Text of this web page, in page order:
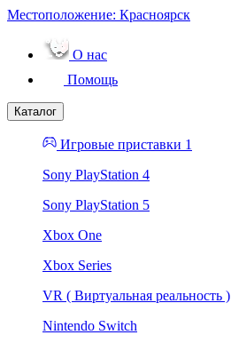
Местоположение: Красноярск
О нас
Помощь
Каталог
Игровые приставки 1
Sony PlayStation 4
Sony PlayStation 5
Xbox One
Xbox Series
VR ( Виртуальная реальность )
Nintendo Switch